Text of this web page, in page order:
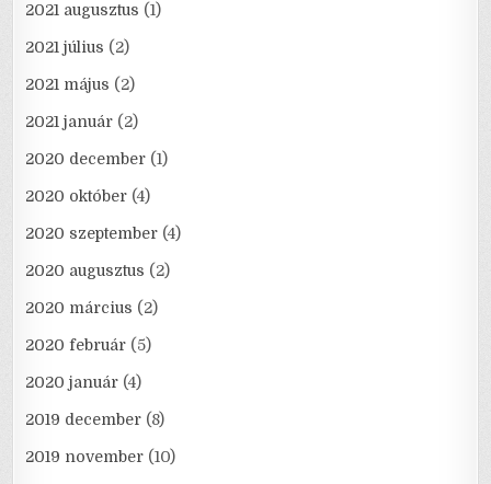
2021 augusztus (1)
2021 július (2)
2021 május (2)
2021 január (2)
2020 december (1)
2020 október (4)
2020 szeptember (4)
2020 augusztus (2)
2020 március (2)
2020 február (5)
2020 január (4)
2019 december (8)
2019 november (10)